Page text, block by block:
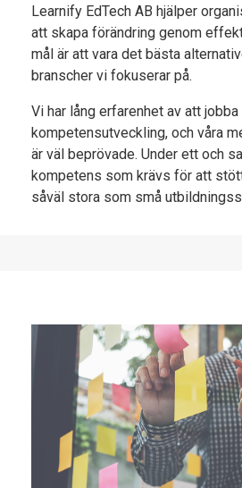
Learnify EdTech AB hjälper
att skapa förändring genom
mål är att vara det bästa
branscher vi fokuserar på.
Vi har lång erfarenhet av att
kompetensutveckling, och våra
är väl beprövade. Under ett och
kompetens som krävs för att
såväl stora som små